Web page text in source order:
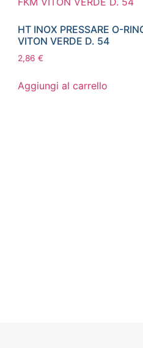
HT INOX PRESSARE O-
VITON VERDE D. 54
2,86€
Aggiungi al carrello